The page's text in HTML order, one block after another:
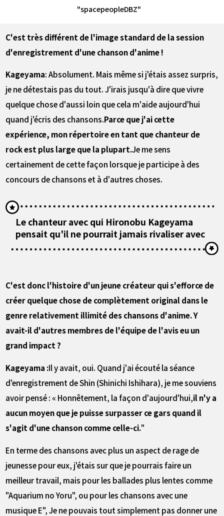
"spacepeopleDBZ"
――C'est très différent de l'image standard de la session
d'enregistrement d'une chanson d'anime !
Kageyama: Absolument. Mais même si j'étais assez surpris,
je ne détestais pas du tout. J'irais jusqu'à dire que vivre
quelque chose d'aussi loin que cela m'aide aujourd'hui
quand j'écris des chansons.Parce que j'ai cette
expérience, mon répertoire en tant que chanteur de
rock est plus large que la plupart.Je me sens
certainement de cette façon lorsque je participe à des
concours de chansons et à d'autres choses.
Le chanteur avec qui Hironobu Kageyama
pensait qu'il ne pourrait jamais rivaliser avec
C'est donc l'histoire d'un jeune créateur qui s'efforce de
créer quelque chose de complètement original dans le
genre relativement illimité des chansons d'anime. Y
avait-il d'autres membres de l'équipe de l'avis eu un
grand impact ?
Kageyama :Il y avait, oui. Quand j'ai écouté la séance
d'enregistrement de Shin (Shinichi Ishihara), je me souviens
avoir pensé : « Honnêtement, la façon d'aujourd'hui,il n'y a
aucun moyen que je puisse surpasser ce gars quand il
s'agit d'une chanson comme celle-ci."
En terme des chansons avec plus un aspect de rage de
jeunesse pour eux, j'étais sur que je pourrais faire un
meilleur travail, mais pour les ballades plus lentes comme
"Aquarium no Yoru", ou pour les chansons avec une
musique E", Je ne pouvais tout simplement pas donner une